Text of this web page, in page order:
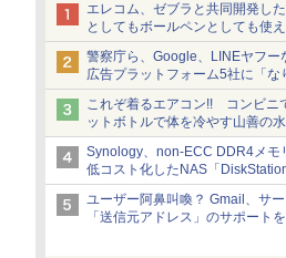
エレコム、ゼブラと共同開発し
としてもボールペンとしても使
スツーウェイ」発売 iPadにも
えずに書き込める
警察庁ら、Google、LINEヤフー
広告プラットフォーム5社に「な
広告」対策強化を要請 著名人
使った投資詐欺などへの対策と
これぞ着るエアコン!! コンビニ
ットボトルで体を冷やす山善の
ードバイクにちょうどいい【ぼ
ど！その14】【空いた時間でな
Synology、non-ECC DDR4メモ
低コスト化したNAS「
ーズ 予算を抑えて導入でき、
アップグレードも可能
ユーザー阿鼻叫喚？ Gmail、サ
「送信元アドレス」のサポート